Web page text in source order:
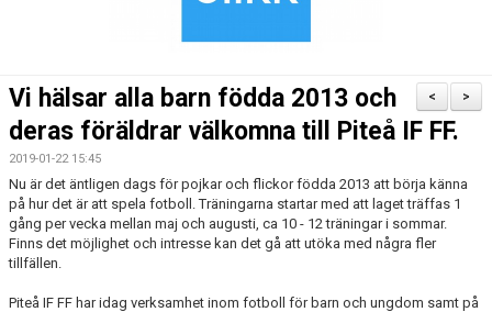
LEDARE
KONTAKT
DOKUMENT / RIKTLINJER / UTBILDNING
>
<
Vi hälsar alla barn födda 2013 och
deras föräldrar välkomna till Piteå IF FF.
2019-01-22 15:45
Nu är det äntligen dags för pojkar och flickor födda 2013 att börja känna
på hur det är att spela fotboll. Träningarna startar med att laget träffas 1
gång per vecka mellan maj och augusti, ca 10 - 12 träningar i sommar.
Finns det möjlighet och intresse kan det gå att utöka med några fler
tillfällen.
Piteå IF FF har idag verksamhet inom fotboll för barn och ungdom samt på